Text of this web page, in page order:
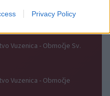
Privacy Policy
Vuzenica - Območje Sv.
Vuzenica - Območje